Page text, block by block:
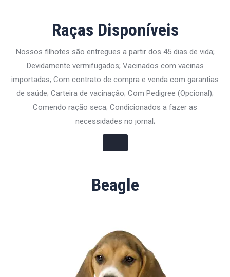
Raças Disponíveis
Nossos filhotes são entregues a partir dos 45 dias de vida;
Devidamente vermifugados; Vacinados com vacinas
importadas; Com contrato de compra e venda com garantias
de saúde; Carteira de vacinação; Com Pedigree (Opcional);
Comendo ração seca; Condicionados a fazer as
necessidades no jornal;
Beagle